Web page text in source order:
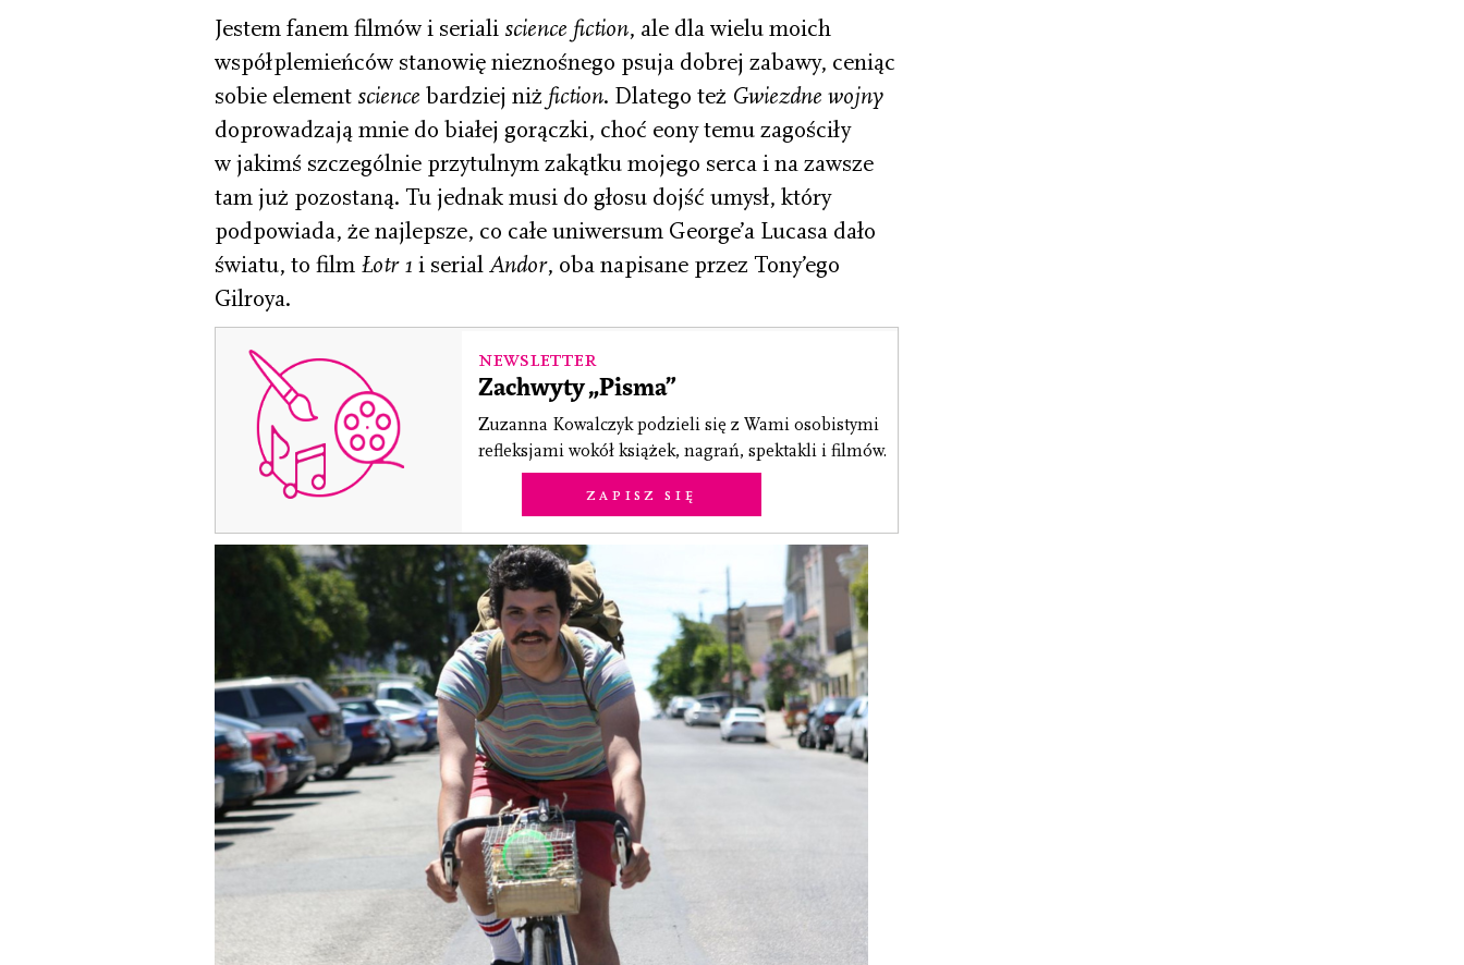
Jestem fanem filmów i seriali science fiction, ale dla wielu moich
współplemieńców stanowię nieznośnego psuja dobrej zabawy, ceniąc
sobie element science bardziej niż fiction. Dlatego też Gwiezdne wojny
doprowadzają mnie do białej gorączki, choć eony temu zagościły
w jakimś szczególnie przytulnym zakątku mojego serca i na zawsze
tam już pozostaną. Tu jednak musi do głosu dojść umysł, który
podpowiada, że najlepsze, co całe uniwersum George’a Lucasa dało
światu, to film Łotr 1 i serial Andor, oba napisane przez Tony’ego
Gilroya.
Newsletter
Zachwyty „Pisma”
Zuzanna Kowalczyk podzieli się z Wami osobistymi
refleksjami wokół książek, nagrań, spektakli i filmów.
Zapisz się